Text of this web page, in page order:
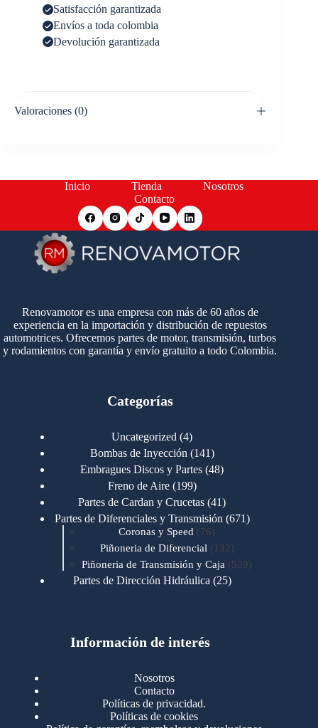
Satisfacción garantizada
Envíos a toda colombia
Devolución garantizada
Valoraciones (0)
Inicio Tienda
Nosotros
Contacto
Renovamotor es una empresa con más de 60 años de
experiencia en la importación y distribución de repuestos
automotrices. Ofrecemos partes de motor, transmisión, turbos
y rodamientos con garantía y envío gratuito a todo Colombia.
Categorías
Uncategorized 44
productos
Bombas de Inyección 141141
productos
Embragues Discos y Partes 4848
Freno de Aire 199199
productos
Partes de Cardan y Crucetas 4141
productos
Partes de Diferenciales y Transmisión 671671
Coronas y Speed 7676
productos
Piñoneria de Diferencial 132 132
productos
Piñoneria de Transmisión y Caja 539539
Partes de Dirección Hidráulica 2525
Motores Cummins 723
Cummins B/C 855
Cummins ISF
Cummins ISM
productos
Información de interés
Nosotros
Contacto
Políticas de privacidad.
Políticas de cookies